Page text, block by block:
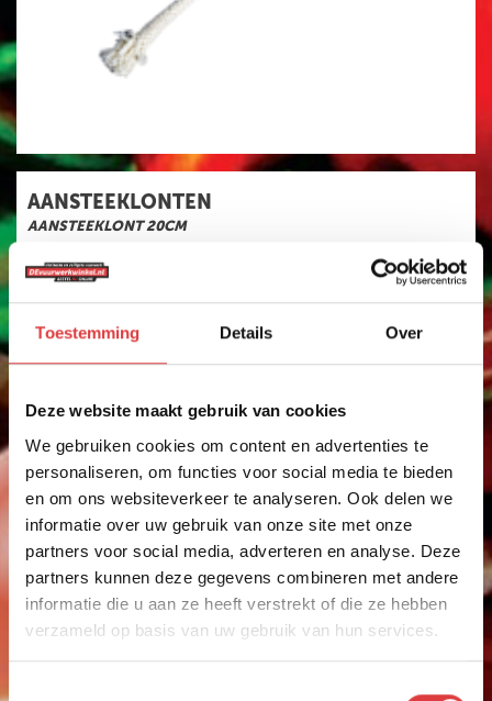
Toestemming Details Over
Deze website maakt gebruik van cookies
We gebruiken cookies om content en advertenties te
personaliseren, om functies voor social media te bieden
en om ons websiteverkeer te analyseren. Ook delen we
informatie over uw gebruik van onze site met onze
partners voor social media, adverteren en analyse. Deze
partners kunnen deze gegevens combineren met andere
informatie die u aan ze heeft verstrekt of die ze hebben
verzameld op basis van uw gebruik van hun services.
SINGLE SHOTS
VUURWERKPAKKET
VEILIGHEIDSARTIKELEN
500 GRAM
BESTELLEN
VUURWERKBONNEN
INWISSELEN
AANSTEEKLONTEN
AANSTEEKLONT 20CM
art.nr: 1737- meer info
0